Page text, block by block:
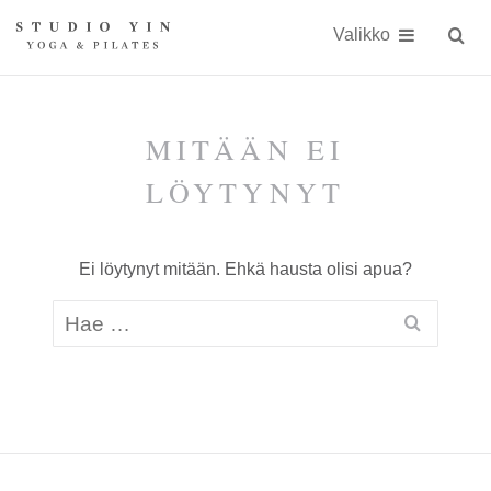
sisällöön
Studio
Studio
Yin
kokonaisvaltaiseen
kehonhuoltoon
jooga-
Pilates-
keskellä
Valikko
Hae
MITÄÄN EI
LÖYTYNYT
Ei löytynyt mitään. Ehkä hausta olisi apua?